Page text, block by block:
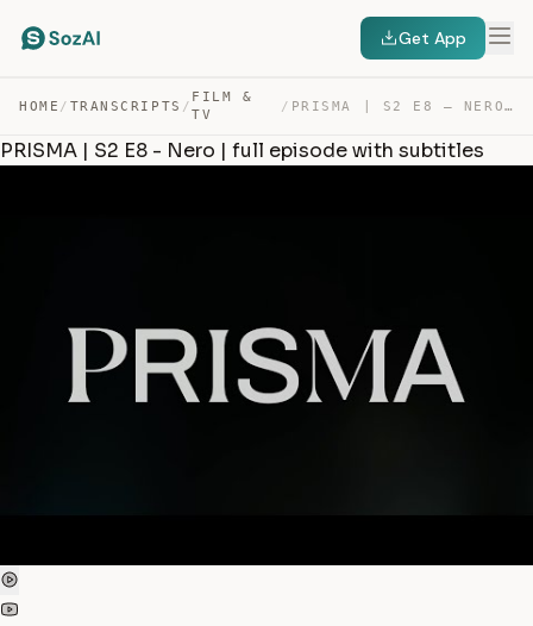
Get App
HOME / TRANSCRIPTS /
FILM &
TV
/ PRISMA | S2 E8 – NERO | FULL EPISODE WITH SUBTITLES — TRANSCRIPT
PRISMA | S2 E8 - Nero | full episode with subtitles